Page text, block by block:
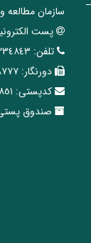
سازمان
پست
تلفن: ٤٤٢٣٤٨٤٣،
دورنگار:
کدپستی:
صندوق